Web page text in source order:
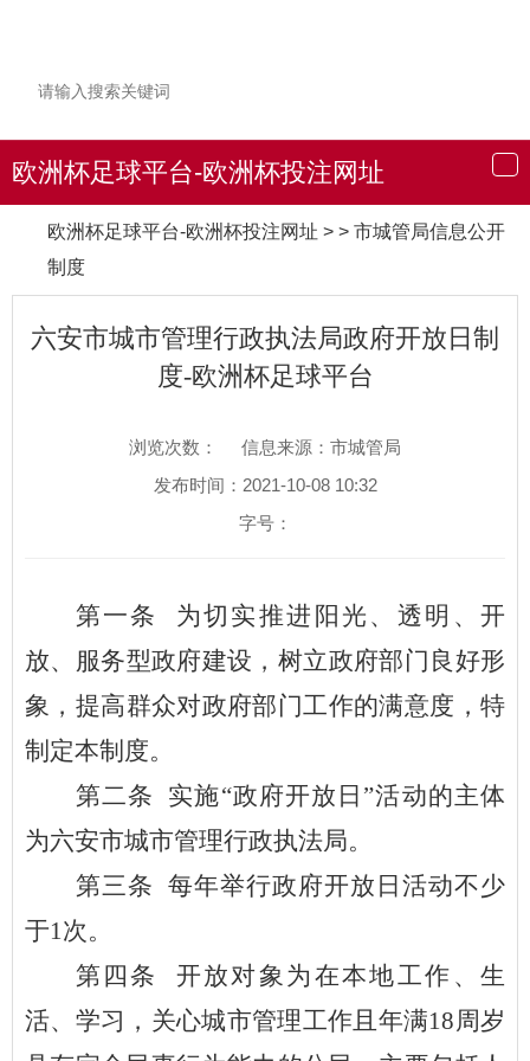
导
航
欧洲杯足球平台-欧洲杯投注网址
欧洲杯足球平台-欧洲杯投注网址 > > 市城管局信息公开
制度
六安市城市管理行政执法局政府开放日制
度-欧洲杯足球平台
浏览次数：
信息来源：市城管局
发布时间：2021-10-08 10:32
字号：
第一条
为切实推进阳光、透明、开
放、服务型政府建设，树立政府部门良好形
象，提高群众对政府部门工作的满意度，特
制定本制度。
第二条 实施“政府开放日”活动的主体
为六安市城市管理行政执法局。
第三条 每年举行政府开放日活动不少
于1次。
第四条
开放对象为在本地工作、生
活、学习，关心城市管理工作 且年满18周岁